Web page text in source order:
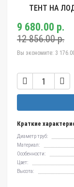
ТЕНТ НА
9 680.00 р.
12 856.00 р.
Вы экономите: 3
Краткие
Диаметр труб:
Материал:
Особенности:
Цвет:
Высота: